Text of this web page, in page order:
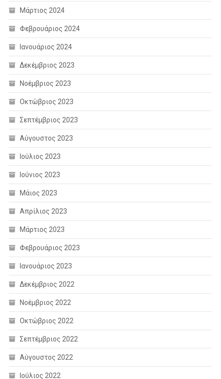
Μάρτιος 2024
Φεβρουάριος 2024
Ιανουάριος 2024
Δεκέμβριος 2023
Νοέμβριος 2023
Οκτώβριος 2023
Σεπτέμβριος 2023
Αύγουστος 2023
Ιούλιος 2023
Ιούνιος 2023
Μάιος 2023
Απρίλιος 2023
Μάρτιος 2023
Φεβρουάριος 2023
Ιανουάριος 2023
Δεκέμβριος 2022
Νοέμβριος 2022
Οκτώβριος 2022
Σεπτέμβριος 2022
Αύγουστος 2022
Ιούλιος 2022